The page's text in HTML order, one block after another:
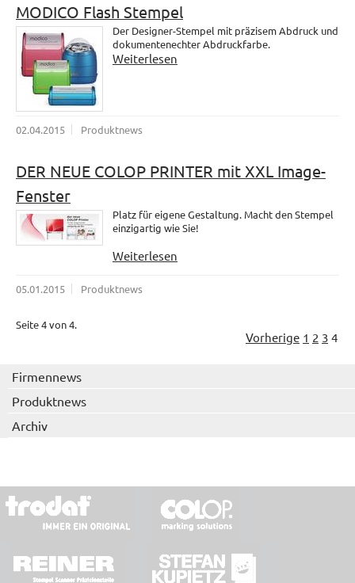
MODICO Flash Stempel
Der Designer-Stempel mit präzisem Abdruck und
dokumentenechter Abdruckfarbe.
Weiterlesen
02.04.2015 Produktnews
DER NEUE COLOP PRINTER mit XXL Image-
Fenster
Platz für eigene Gestaltung. Macht den Stempel
einzigartig wie Sie!
Weiterlesen
05.01.2015 Produktnews
Seite 4 von 4.
Vorherige 1 2 3 4
Firmennews
Produktnews
Archiv